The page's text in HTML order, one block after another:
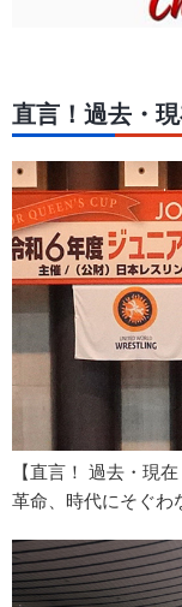
直言！過去・
【直言！ 過去・現
革命、時代にそぐわ